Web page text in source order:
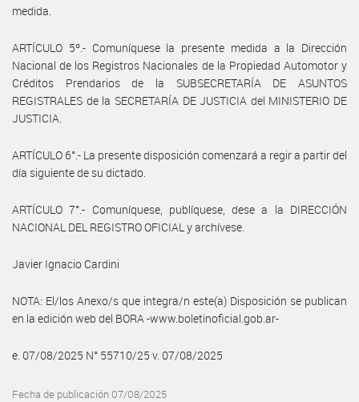
medida.
ARTÍCULO 5º.- Comuníquese la presente medida a la Dirección
Nacional de los Registros Nacionales de la Propiedad Automotor y
Créditos Prendarios de la SUBSECRETARÍA DE ASUNTOS
REGISTRALES de la SECRETARÍA DE JUSTICIA del MINISTERIO DE
JUSTICIA.
ARTÍCULO 6°.- La presente disposición comenzará a regir a partir del
día siguiente de su dictado.
ARTÍCULO 7°.- Comuníquese, publíquese, dese a la DIRECCIÓN
NACIONAL DEL REGISTRO OFICIAL y archívese.
Javier Ignacio Cardini
NOTA: El/los Anexo/s que integra/n este(a) Disposición se publican
en la edición web del BORA -www.boletinoficial.gob.ar-
e. 07/08/2025 N° 55710/25 v. 07/08/2025
Fecha de publicación 07/08/2025